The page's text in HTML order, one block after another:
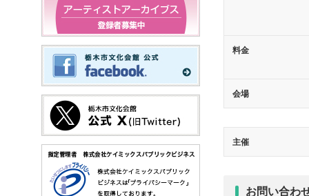
料金
会場
主催
お問い合わ